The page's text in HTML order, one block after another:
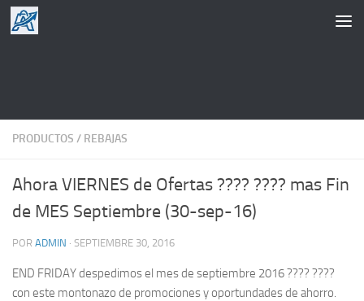
Saltar al contenido
PRODUCTOS / REBAJAS
Ahora VIERNES de Ofertas ???? ???? mas Fin
de MES Septiembre (30-sep-16)
POR ADMIN · SEPTIEMBRE 30, 2016
END FRIDAY despedimos el mes de septiembre 2016 ???? ????
con este montonazo de promociones y oportundades de ahorro.